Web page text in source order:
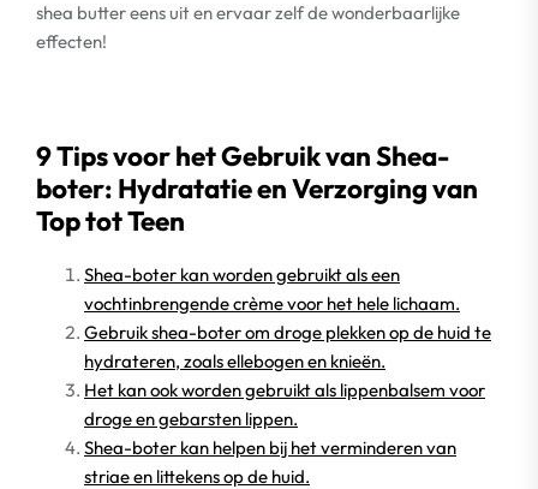
shea butter eens uit en ervaar zelf de wonderbaarlijke
effecten!
9 Tips voor het Gebruik van Shea-
boter: Hydratatie en Verzorging van
Top tot Teen
Shea-boter kan worden gebruikt als een
vochtinbrengende crème voor het hele lichaam.
Gebruik shea-boter om droge plekken op de huid te
hydrateren, zoals ellebogen en knieën.
Het kan ook worden gebruikt als lippenbalsem voor
droge en gebarsten lippen.
Shea-boter kan helpen bij het verminderen van
striae en littekens op de huid.